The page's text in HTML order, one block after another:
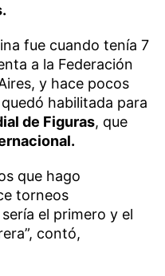
fue cuando tenía 7
a la Federación
y hace pocos
habilitada para
de Figuras, que
que hago
torneos
el primero y el
contó,